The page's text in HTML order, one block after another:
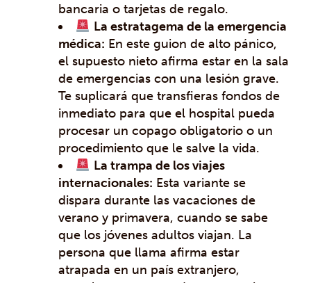
bancaria o tarjetas de regalo.
La estratagema de la emergencia
médica: En este guion de alto pánico,
el supuesto nieto afirma estar en la sala
de emergencias con una lesión grave.
Te suplicará que transfieras fondos de
inmediato para que el hospital pueda
procesar un copago obligatorio o un
procedimiento que le salve la vida.
La trampa de los viajes
internacionales: Esta variante se
dispara durante las vacaciones de
verano y primavera, cuando se sabe
que los jóvenes adultos viajan. La
persona que llama afirma estar
atrapada en un país extranjero,